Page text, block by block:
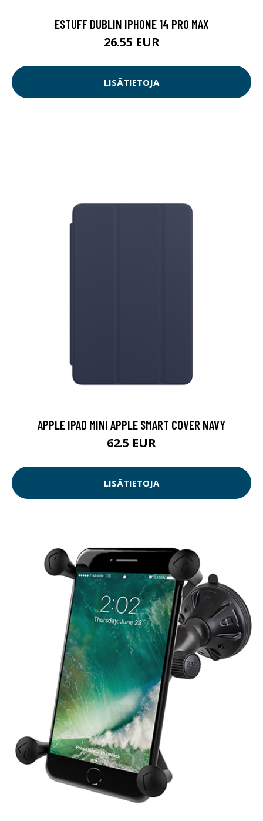
ESTUFF DUBLIN IPHONE 14 PRO MAX
26.55 EUR
LISÄTIETOJA
APPLE IPAD MINI APPLE SMART COVER NAVY
62.5 EUR
LISÄTIETOJA